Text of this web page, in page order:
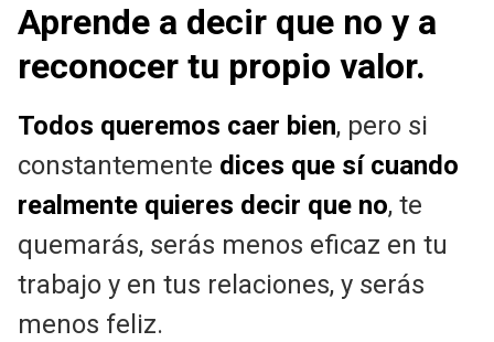
Aprende a decir que no y a
reconocer tu propio valor.
Todos queremos caer bien, pero si
constantemente dices que sí cuando
realmente quieres decir que no, te
quemarás, serás menos eficaz en tu
trabajo y en tus relaciones, y serás
menos feliz.